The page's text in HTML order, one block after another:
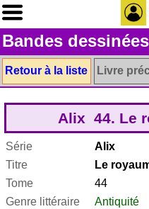
Bandes
Retour à la liste Livre
Alix 44. Le
Série
Alix
Titre
Le
Tome
44
Genre littéraire
Antiquité